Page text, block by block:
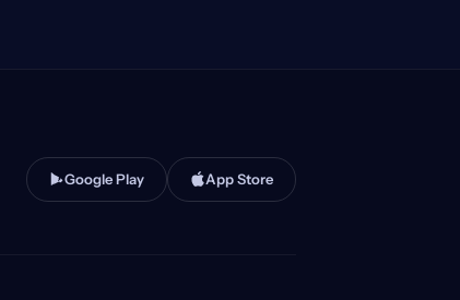
Google Play App Store